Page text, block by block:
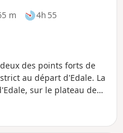
m
4h 55
des points forts de
au départ d'Edale. La
sur le plateau de
pour faire ce circuit,
difficile.